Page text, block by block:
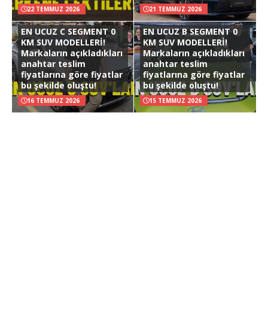
22 TEMMUZ 2026 21 TEMMUZ 2026
EN UCUZ C SEGMENT 0
KM SUV MODELLERİ!
Markaların açıkladıkları
anahtar teslim
fiyatlarına göre fiyatlar
bu şekilde oluştu!
16 TEMMUZ 2026
EN UCUZ B SEGMENT 0
KM SUV MODELLERİ!
Markaların açıkladıkları
anahtar teslim
fiyatlarına göre fiyatlar
bu şekilde oluştu!
15 TEMMUZ 2026